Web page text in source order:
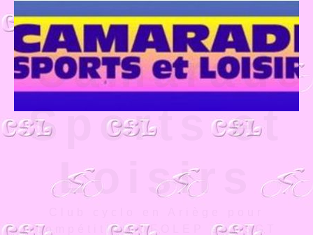
Camarade
Sports et
Loisirs
compétition UFOLEP et FSGT